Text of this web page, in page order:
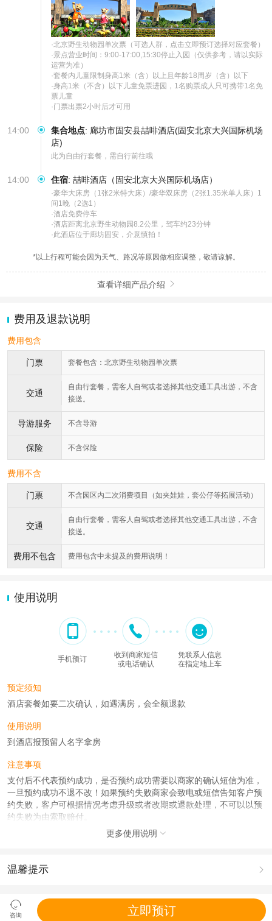
·北京野生动物园单次票（可选人群，点击立即预订选择对应套餐）
·景点营业时间：9:00-17:00,15:30停止入园（仅供参考，请以实际
运营为准）
·套餐内儿童限制身高1米（含）以上且年龄18周岁（含）以下
·身高1米（不含）以下儿童免票进园，1名购票成人只可携带1名免
票儿童
·门票出票2小时后才可用
14:00 集合地点: 廊坊市固安县喆啡酒店(固安北京大兴国际机场
店)
此为自由行套餐，需自行前往哦
14:00 住宿: 喆啡酒店（固安北京大兴国际机场店）
·豪华大床房（1张2米特大床）/豪华双床房（2张1.35米单人床）1
间1晚（2选1）
·酒店免费停车
·酒店距离北京野生动物园8.2公里，驾车约23分钟
·此酒店位于廊坊固安，介意慎拍！
*以上行程可能会因为天气、路况等原因做相应调整，敬请谅解。
查看详细产品介绍 
费用及退款说明
费用包含
门票 套餐包含：北京野生动物园单次票
交通
自由行套餐，需客人自驾或者选择其他交通工具出游，不含
接送。
导游服务 不含导游
保险 不含保险
费用不含
门票 不含园区内二次消费项目（如夹娃娃，套公仔等拓展活动）
交通
自由行套餐，需客人自驾或者选择其他交通工具出游，不含
接送。
费用不包含 费用包含中未提及的费用说明！
使用说明
手机预订
收到商家短信
或电话确认
凭联系人信息
在指定地上车
预定须知
酒店套餐如要二次确认，如遇满房，会全额退款
使用说明
到酒店报预留人名字拿房
注意事项
支付后不代表预约成功，是否预约成功需要以商家的确认短信为准，
一旦预约成功不退不改！如果预约失败商家会致电或短信告知客户预
约失败，客户可根据情况考虑升级或者改期或退款处理，不可以以预
约失败为由索取赔付。
《特许经营许可证信息》
更多使用说明 
温馨提示 
动（如跳伞、潜水、滑雪等）前，请务必仔细阅读
2.为普及旅游安全知识及旅游文明公约，使您的旅程顺利圆满完成，

咨询 立即预订